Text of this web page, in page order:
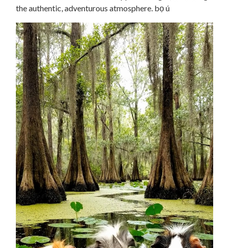
the authentic, adventurous atmosphere. bọ ú